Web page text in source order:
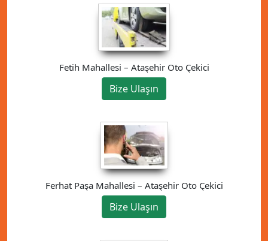
Fetih Mahallesi – Ataşehir Oto Çekici
Bize Ulaşın
Ferhat Paşa Mahallesi – Ataşehir Oto Çekici
Bize Ulaşın